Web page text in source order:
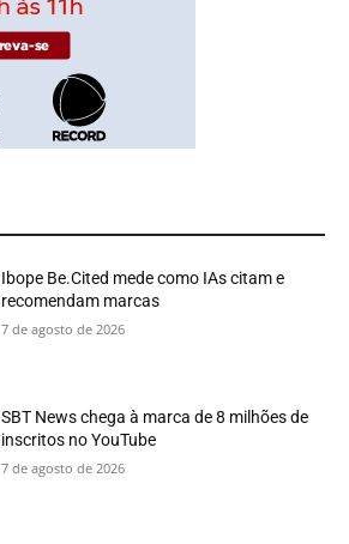
Ibope Be.Cited mede como IAs citam e
recomendam marcas
7 de agosto de 2026
SBT News chega à marca de 8 milhões de
inscritos no YouTube
7 de agosto de 2026